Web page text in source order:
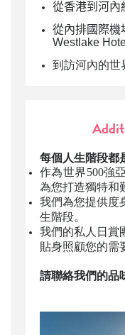
從香港到河內
從內排國際機
Westlake
到訪河內的世
每個人生階段都
作為世界500強
為您打造獨特和
我們為您提供度
生階段。
我們的私人日賞
貼身照顧您的需
請聯絡我們的品